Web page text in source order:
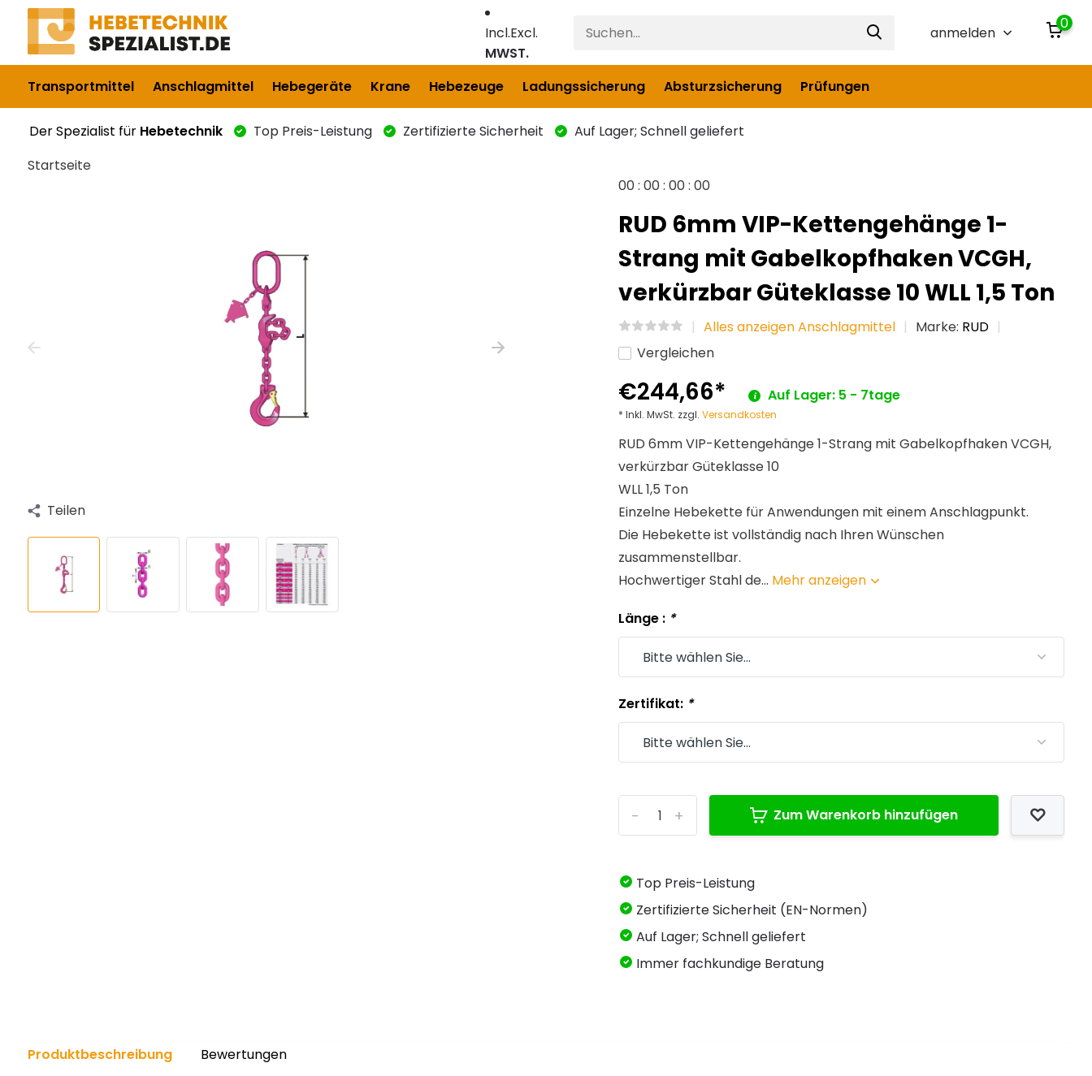
Incl.Excl.
MWST.
anmelden
0
Transportmittel Anschlagmittel Hebegeräte Krane Hebezeuge Ladungssicherung Absturzsicherung Prüfungen
Der Spezialist für Hebetechnik Top Preis-Leistung Zertifizierte Sicherheit
Auf Lager; Schnell geliefert
Startseite
Teilen
00:00:00:00
RUD 6mm VIP-Kettengehänge 1-
Strang mit Gabelkopfhaken VCGH,
verkürzbar Güteklasse 10 WLL 1,5 Ton
Alles anzeigen Anschlagmittel Marke: RUD
Vergleichen
€244,66* Auf Lager: 5 - 7tage
* Inkl. MwSt. zzgl.Versandkosten
RUD 6mm VIP-Kettengehänge 1-Strang mit Gabelkopfhaken VCGH,
verkürzbar Güteklasse 10
WLL 1,5 Ton
Einzelne Hebekette für Anwendungen mit einem Anschlagpunkt.
Die Hebekette ist vollständig nach Ihren Wünschen
zusammenstellbar.
Hochwertiger Stahl de... Mehr anzeigen
Länge : *
Zertifikat: *
+
- Zum Warenkorb hinzufügen
Top Preis-Leistung
Zertifizierte Sicherheit (EN-Normen)
Auf Lager; Schnell geliefert
Immer fachkundige Beratung
Produktbeschreibung Bewertungen